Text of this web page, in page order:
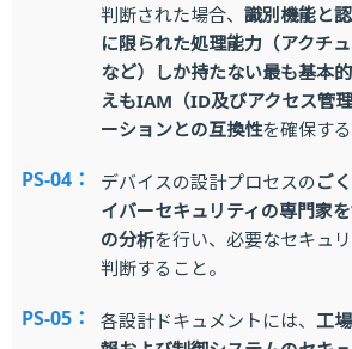
判断された場合、 識別機能と
に限られた処理能力（アクチ
など）しか持たない最も基本
えもIAM（ID及びアクセス管
ーションとの互換性を確保する
PS-04： デバイスの設計プロセスのご
イバーセキュリティの専門家
の分析を行い、必要なセキュ
判断すること。
PS-05： 各設計ドキュメントには、 工